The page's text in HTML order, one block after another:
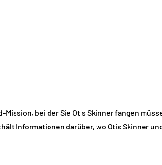
bei der Sie Otis Skinner fangen
Informationen darüber, wo Otis Skinner